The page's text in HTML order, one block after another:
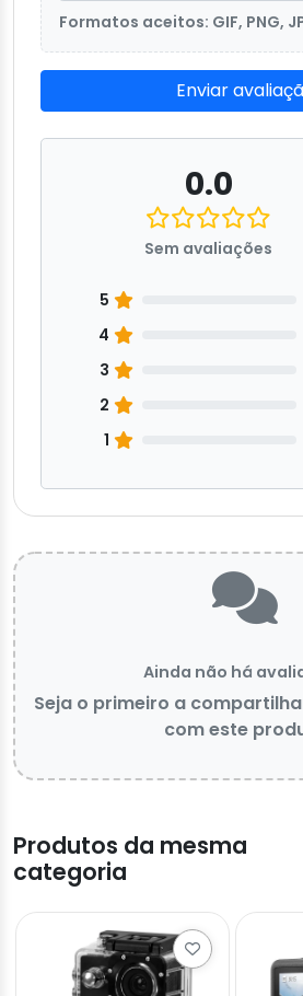
Formatos aceitos: GIF, PNG,
Enviar
0.0
Sem avaliações
5
4
3
2
1
Ainda não há
Seja o primeiro a
com este
Produtos da mesma
categoria